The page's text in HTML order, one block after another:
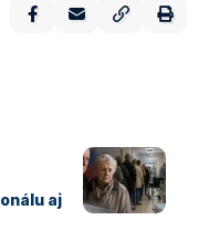
aj